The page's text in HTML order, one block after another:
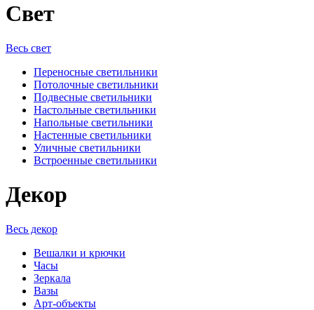
Свет
Весь свет
Переносные светильники
Потолочные светильники
Подвесные светильники
Настольные светильники
Напольные светильники
Настенные светильники
Уличные светильники
Встроенные светильники
Декор
Весь декор
Вешалки и крючки
Часы
Зеркала
Вазы
Арт-объекты